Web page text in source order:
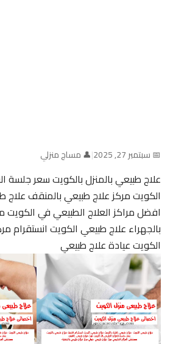
📅 سبتمبر 27, 2025 |👤 مساج منزلي
علاج طبيعي بالمنزل بالكويت سعر جلسة
الكويت مركز علاج طبيعي بالمنقف علاج
افضل مراكز العلاج الطبيعي في الكويت
بالجهراء علاج طبيعي الكويت انستقرام
الكويت عيادة علاج طبيعي